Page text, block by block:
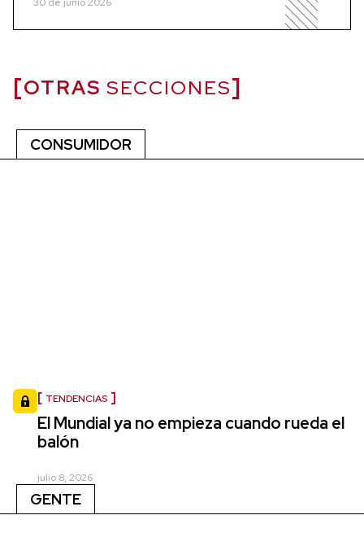
OTRAS SECCIONES
CONSUMIDOR
TENDENCIAS
El Mundial ya no empieza cuando rueda el
balón
julio 8, 2026
GENTE